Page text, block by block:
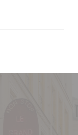
nouvelle fenêtre))